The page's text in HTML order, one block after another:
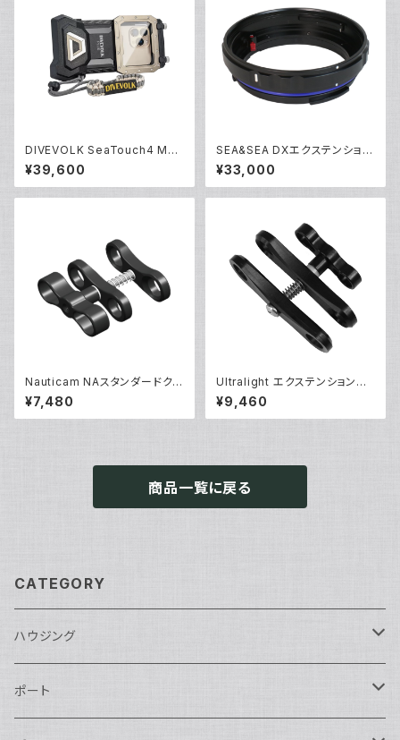
DIVEVOLK SeaTouch4 Max
Plus [10570]
¥39,600
SEA&SEA DXエクステンション
リング20L [30143]
¥33,000
Nauticam NAスタンダードクラ
ンプ [40202]
¥7,480
Ultralight エクステンションク
ランプ [40237]
¥9,460
商品一覧に戻る
CATEGORY
ハウジング
Nikon用
ポート